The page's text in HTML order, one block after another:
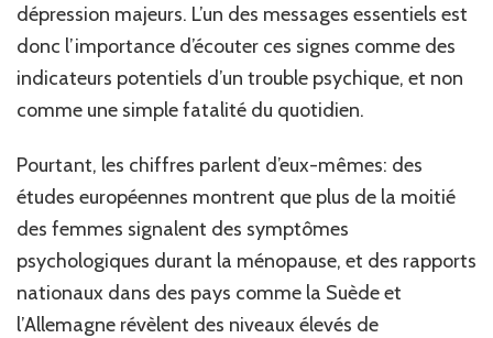
dépression majeurs. L’un des messages essentiels est
donc l’importance d’écouter ces signes comme des
indicateurs potentiels d’un trouble psychique, et non
comme une simple fatalité du quotidien.
Pourtant, les chiffres parlent d’eux-mêmes: des
études européennes montrent que plus de la moitié
des femmes signalent des symptômes
psychologiques durant la ménopause, et des rapports
nationaux dans des pays comme la Suède et
l’Allemagne révèlent des niveaux élevés de